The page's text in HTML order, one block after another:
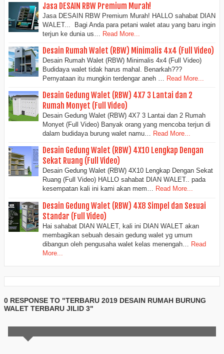
Jasa DESAIN RBW Premium Murah!
Jasa DESAIN RBW Premium Murah! HALLO sahabat DIAN
WALET... Bagi Anda para petani walet atau yang baru ingin
terjun ke dunia us…
Read More...
Desain Rumah Walet (RBW) Minimalis 4x4 (Full Video)
Desain Rumah Walet (RBW) Minimalis 4x4 (Full Video)
Budidaya walet tidak harus mahal. Benarkah???
Pernyataan itu mungkin terdengar aneh …
Read More...
Desain Gedung Walet (RBW) 4X7 3 Lantai dan 2
Rumah Monyet (Full Video)
Desain Gedung Walet (RBW) 4X7 3 Lantai dan 2 Rumah
Monyet (Full Video) Banyak orang yang mencoba terjun di
dalam budidaya burung walet namu… Read More...
Desain Gedung Walet (RBW) 4X10 Lengkap Dengan
Sekat Ruang (Full Video)
Desain Gedung Walet (RBW) 4X10 Lengkap Dengan Sekat
Ruang (Full Video) HALLO sahabat DIAN WALET.. pada
kesempatan kali ini kami akan mem… Read More...
Desain Gedung Walet (RBW) 4X8 Simpel dan Sesuai
Standar (Full Video)
Hai sahabat DIAN WALET, kali ini DIAN WALET akan
membagikan sebuah desain gedung walet yg umum
dibangun oleh pengusaha walet kelas menengah…
Read
More...
0 RESPONSE TO "TERBARU 2019 DESAIN RUMAH BURUNG
WALET TERBARU JILID 3"